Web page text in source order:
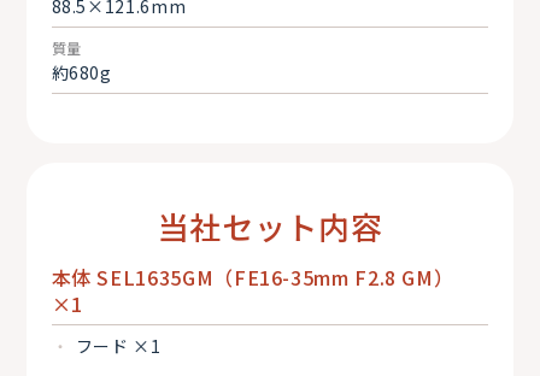
88.5×121.6mm
質量
約680g
当社セット内容
本体 SEL1635GM（FE16-35mm F2.8 GM）
×1
フード ×1